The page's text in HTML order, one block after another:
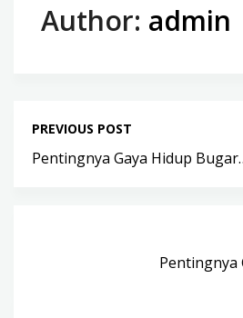
Author: admin
PREVIOUS POST
Pentingnya Gaya Hidup
Pentingnya